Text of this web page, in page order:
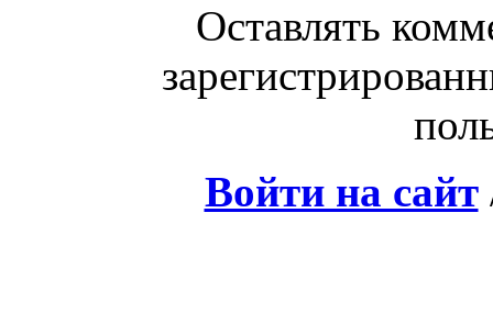
Оставлять
Войти на сайт